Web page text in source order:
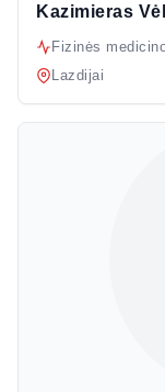
Kazimieras
Fizinės
Lazdijai